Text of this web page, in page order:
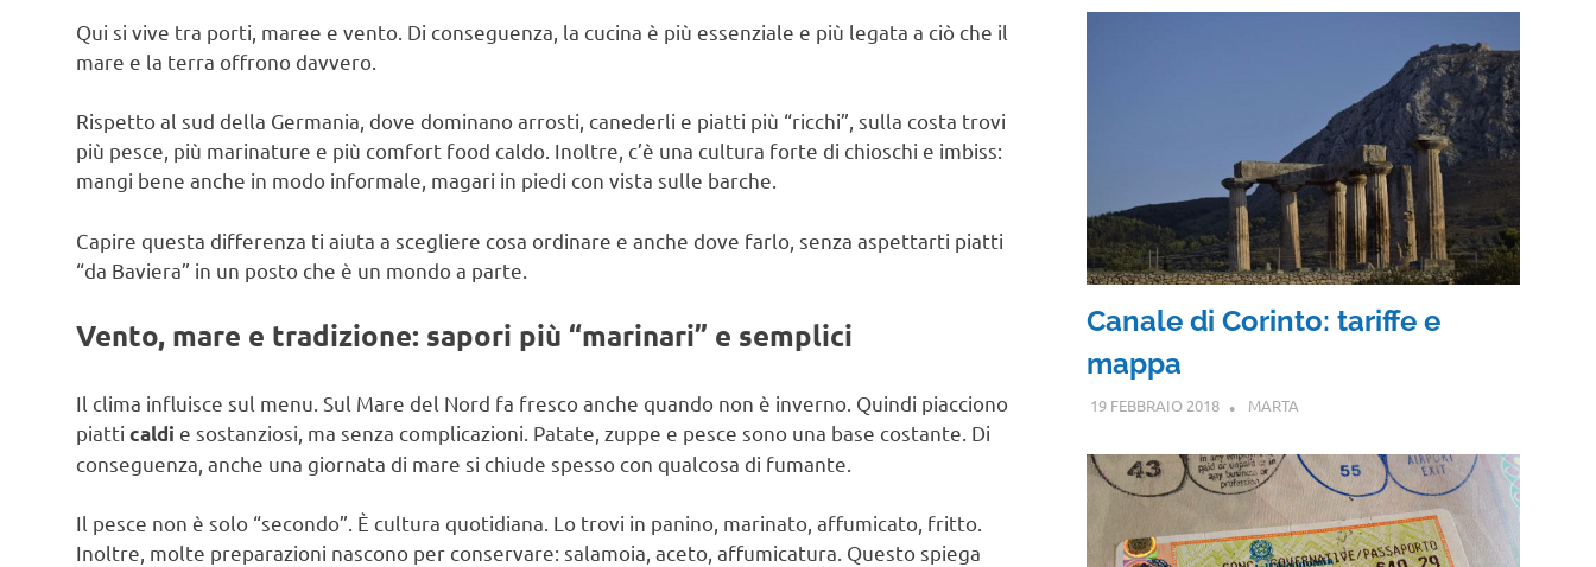
Qui si vive tra porti, maree e vento. Di conseguenza, la cucina è più essenziale e più legata a ciò che il
mare e la terra offrono davvero.
Rispetto al sud della Germania, dove dominano arrosti, canederli e piatti più “ricchi”, sulla costa trovi
più pesce, più marinature e più comfort food caldo. Inoltre, c’è una cultura forte di chioschi e imbiss:
mangi bene anche in modo informale, magari in piedi con vista sulle barche.
Capire questa differenza ti aiuta a scegliere cosa ordinare e anche dove farlo, senza aspettarti piatti
“da Baviera” in un posto che è un mondo a parte.
Vento, mare e tradizione: sapori più “marinari” e semplici
Il clima influisce sul menu. Sul Mare del Nord fa fresco anche quando non è inverno. Quindi piacciono
piatti caldi e sostanziosi, ma senza complicazioni. Patate, zuppe e pesce sono una base costante. Di
conseguenza, anche una giornata di mare si chiude spesso con qualcosa di fumante.
Il pesce non è solo “secondo”. È cultura quotidiana. Lo trovi in panino, marinato, affumicato, fritto.
Inoltre, molte preparazioni nascono per conservare: salamoia, aceto, affumicatura. Questo spiega
Canale di Corinto: tariffe e
mappa
19 FEBBRAIO 2018 MARTA